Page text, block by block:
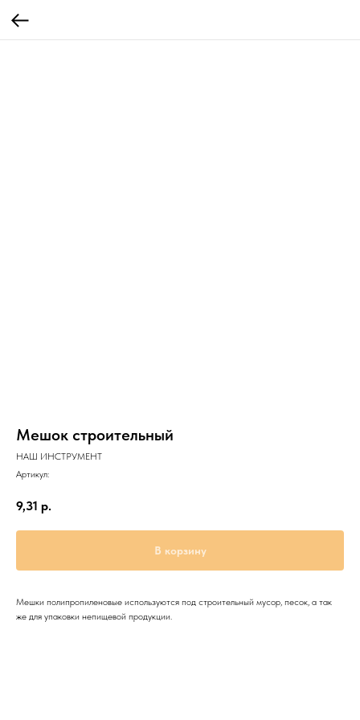
Мешок строительный
НАШ ИНСТРУМЕНТ
Артикул:
9,31 р.
В корзину
Мешки полипропиленовые используются под строительный мусор, песок, а так
же для упаковки непищевой продукции.